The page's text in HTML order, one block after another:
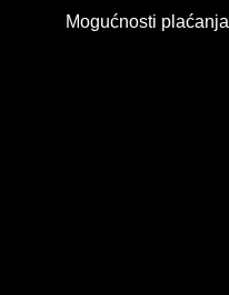
Mogućnosti plaćanja